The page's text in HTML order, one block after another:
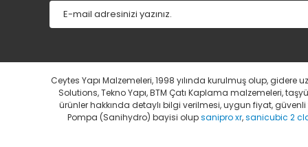
Ceytes Yapı Malzemeleri, 1998 yılında kurulmuş olup,
Solutions, Tekno Yapı, BTM Çatı Kaplama malzemeleri,
ürünler hakkında detaylı bilgi verilmesi, uygun fiyat,
Pompa (Sanihydro) bayisi olupsanipro xr,sanicubic 2